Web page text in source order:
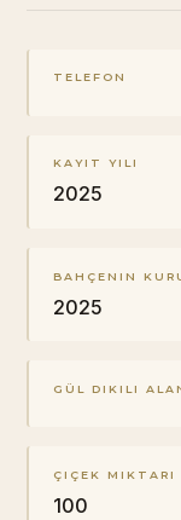
TELEFON
KAYIT YILI
2025
BAHÇENIN
2025
GÜL DIKILI
ÇIÇEK MIKTARI
100